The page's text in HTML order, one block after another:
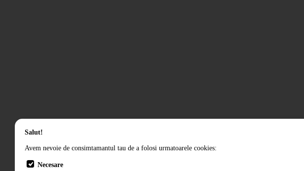
Salut!
Avem nevoie de consimtamantul tau de a folosi urmatoarele cookies:
Necesare